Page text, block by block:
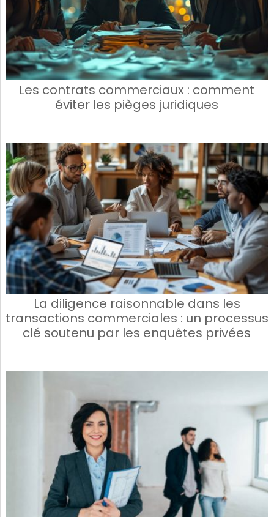
Les contrats commerciaux : comment
éviter les pièges juridiques
La diligence raisonnable dans les
transactions commerciales : un processus
clé soutenu par les enquêtes privées